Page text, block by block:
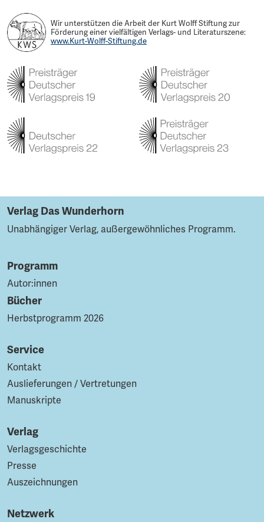
Wir unterstützen die Arbeit der Kurt Wolff Stiftung zur
Förderung einer vielfältigen Verlags- und Literaturszene:
www.Kurt-Wolff-Stiftung.de
Verlag Das Wunderhorn
Unabhängiger Verlag, außergewöhnliches Programm.
Programm
Autor:innen
Bücher
Herbstprogramm 2026
Service
Kontakt
Auslieferungen / Vertretungen
Manuskripte
Verlag
Verlagsgeschichte
Presse
Auszeichnungen
Netzwerk